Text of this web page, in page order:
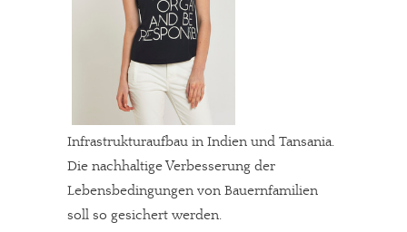
Infrastrukturaufbau in Indien und Tansania.
Die nachhaltige Verbesserung der
Lebensbedingungen von Bauernfamilien
soll so gesichert werden.